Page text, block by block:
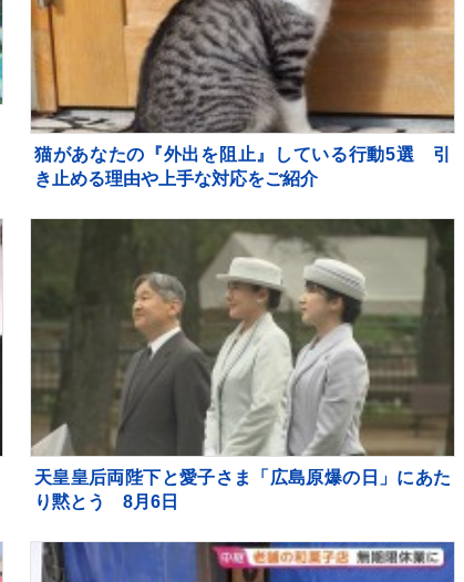
猫があなたの『外出を阻止』している行動5選 引
き止める理由や上手な対応をご紹介
天皇皇后両陛下と愛子さま「広島原爆の日」にあた
り黙とう 8月6日